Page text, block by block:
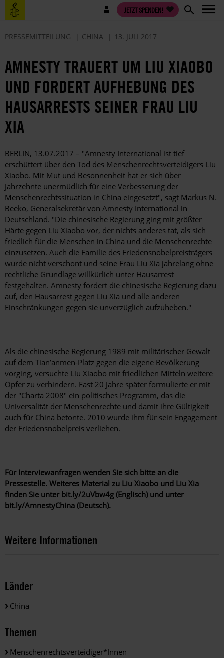
Direkt
zum
Benutzermenü JETZT SPENDEN!
PRESSEMITTEILUNG CHINA 13. JULI 2017
AMNESTY TRAUERT UM LIU XIAOBO
UND FORDERT AUFHEBUNG DES
HAUSARRESTS SEINER FRAU LIU
XIA
BERLIN, 13.07.2017 – "Amnesty International ist tief
erschüttert über den Tod des Menschenrechtsverteidigers Liu
Xiaobo. Mit Mut und Besonnenheit hat er sich über
Jahrzehnte unermüdlich für eine Verbesserung der
Menschenrechtssituation in China eingesetzt", sagt Markus N.
Beeko, Generalsekretär von Amnesty International in
Deutschland. "Die chinesische Regierung ging mit größter
Härte gegen Liu Xiaobo vor, der nichts anderes tat, als sich
friedlich für die Menschen in China und die Menschenrechte
einzusetzen. Auch die Familie des Friedensnobelpreisträgers
wurde nicht verschont und seine Frau Liu Xia jahrelang ohne
rechtliche Grundlage willkürlich unter Hausarrest
festgehalten. Amnesty fordert die chinesische Regierung dazu
auf, den Hausarrest gegen Liu Xia und alle anderen
Einschränkungen gegen sie unverzüglich aufzuheben."
Als die chinesische Regierung 1989 mit militärischer Gewalt
auf dem Tian’anmen-Platz gegen die eigene Bevölkerung
vorging, versuchte Liu Xiaobo mit friedlichen Mitteln weitere
Opfer zu verhindern. Fast 20 Jahre später formulierte er mit
der "Charta 2008" ein politisches Programm, das die
Universalität der Menschenrechte und damit ihre Gültigkeit
auch für China betonte. 2010 wurde ihm für sein Engagement
der Friedensnobelpreis verliehen.
Für Interviewanfragen wenden Sie sich bitte an die
Pressestelle. Weiteres Material zu Liu Xiaobo und Liu Xia
finden Sie unter bit.ly/2uVbw4g (Englisch) und unter
bit.ly/AmnestyChina (Deutsch).
Weitere Informationen
Länder
China
Themen
Menschenrechtsverteidiger*innen